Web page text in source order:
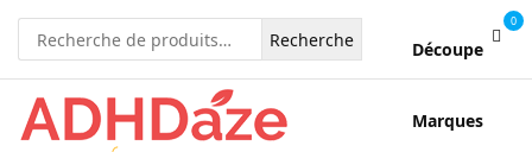
Recherche
pour :
0
Découpe
Marques